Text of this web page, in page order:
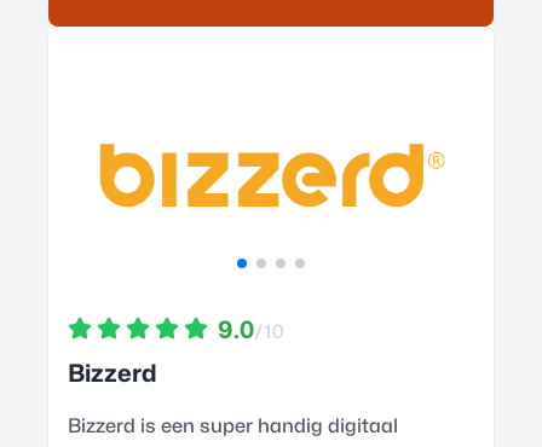
9.0/10
Bizzerd
Bizzerd is een super handig digitaal